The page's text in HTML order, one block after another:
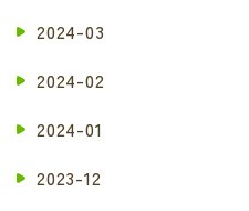
2024-03
2024-02
2024-01
2023-12